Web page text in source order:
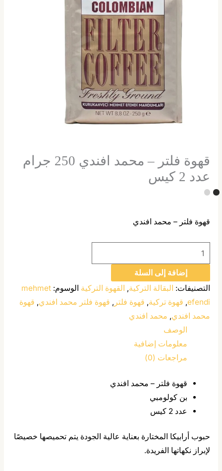
قهوة فلتر – محمد افندي 250 جرام
عدد 2 كيس
قهوة فلتر – محمد افندي
إضافة إلى السلة
التصنيفات: البقالة التركية, القهوة التركية الوسوم: mehmet
efendi
, قهوة تركية, قهوة فلتر , قهوة فلتر محمد افندي, قهوة
محمد افندي, محمد افندي
الوصف
معلومات إضافية
مراجعات (0)
قهوة فلتر – محمد افندي
بن كولومبي
عدد 2 كيس
حبوب أرابيكا المختارة بعناية عالية الجودة يتم تحميصها خصيصًا
لإبراز نكهاتها الفريدة.